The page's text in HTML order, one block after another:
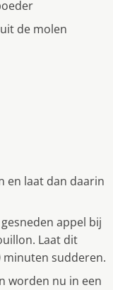
de molen
en laat dan daarin
appel bij
Laat dit
minuten sudderen.
worden nu in een